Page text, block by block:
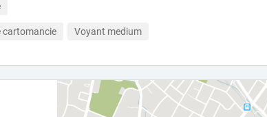
cartomancie Voyant medium